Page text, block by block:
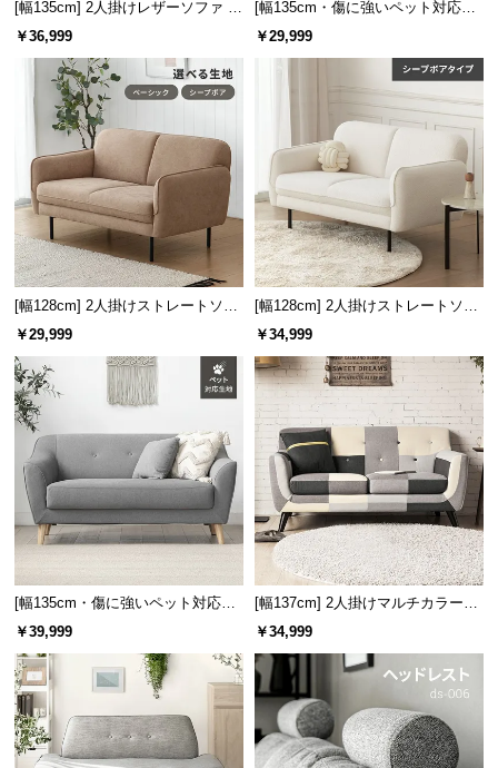
て
中
型
商
品
の
配
送
に
つ
い
て
小
型
商
の
配
送
に
い
て
開
梱
設
置
[幅135cm] 2人掛けレザーソファ モ
ダン 応接ソファ 肘付き 天然木構
￥36,999
[幅135cm・傷に強いペット対応生
地も] 天然木脚 2人掛けコンパクト
￥29,999
[幅128cm] 2人掛けストレートソフ
ァ
￥29,999
[幅128cm] 2人掛けストレートソフ
ァ シープボアタイプ
￥34,999
[幅135cm・傷に強いペット対応生
地] 天然木脚 2人掛けコンパクトソ
￥39,999
[幅137cm] 2人掛けマルチカラーソ
ファ
￥34,999